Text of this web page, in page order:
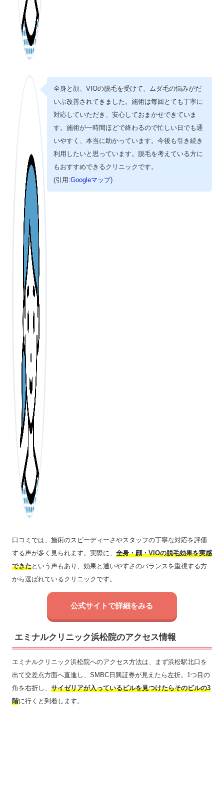
全身と顔、VIOの脱毛を受けて、ムダ毛の悩みがだ
いぶ改善されてきました。施術は毎回とても丁寧に
対応していただき、安心しておまかせできていま
す。施術が一時間ほどで終わるので忙しい日でも通
いやすく、本当に助かっています。今後も引き続き
利用したいと思っています。脱毛を考えている方に
もおすすめできるクリニックです。
(引用:Googleマップ)
口コミでは、施術のスピーディーさやスタッフの丁寧な対応を評価
する声が多く見られます。実際に、 全身・顔・VIOの脱毛効果を実感
できたという声もあり、効果と通いやすさのバランスを重視する方
から選ばれているクリニックです。
公式サイトで詳細をみる
エミナルクリニック浜松院のアクセス情報
エミナルクリニック浜松院へのアクセス方法は、まず浜松駅北口を
出て交差点方面へ直進し、SMBC日興証券が見えたら左折。1つ目の
角を右折し、 サイゼリアが入っているビルを見つけたらそのビルの3
階に行くと到着します。